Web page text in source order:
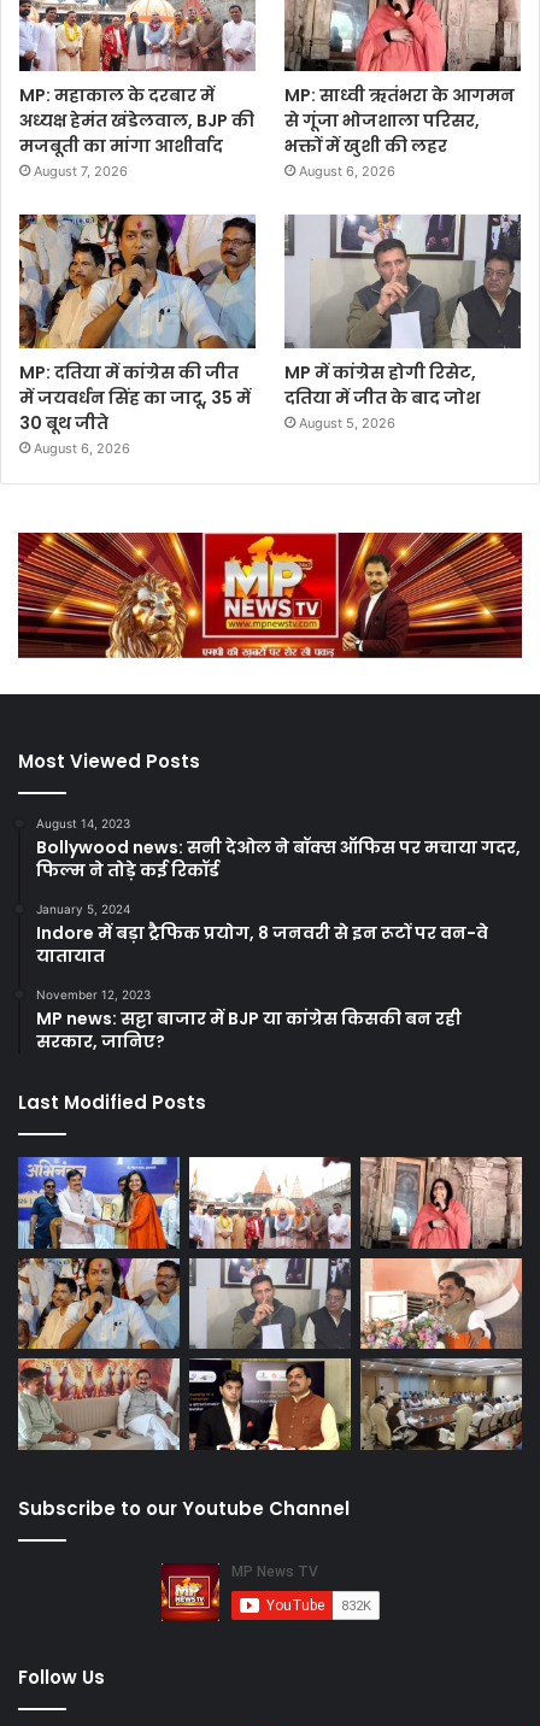
MP: महाकाल के दरबार में
अध्यक्ष हेमंत खंडेलवाल, BJP की
मजबूती का मांगा आशीर्वाद
August 7, 2026
MP: साध्वी ऋतंभरा के आगमन
से गूंजा भोजशाला परिसर,
भक्तों में खुशी की लहर
August 6, 2026
MP: दतिया में कांग्रेस की जीत
में जयवर्धन सिंह का जादू, 35 में
30 बूथ जीते
August 6, 2026
MP में कांग्रेस होगी रिसेट,
दतिया में जीत के बाद जोश
August 5, 2026
Most Viewed Posts
August 14, 2023
Bollywood news: सनी देओल ने बॉक्स ऑफिस पर मचाया गदर,
फिल्म ने तोड़े कई रिकॉर्ड
January 5, 2024
Indore में बड़ा ट्रैफिक प्रयोग, 8 जनवरी से इन रूटों पर वन-वे
यातायात
November 12, 2023
MP news: सट्टा बाजार में BJP या कांग्रेस किसकी बन रही
सरकार, जानिए?
Last Modified Posts
Subscribe to our Youtube Channel
Follow Us